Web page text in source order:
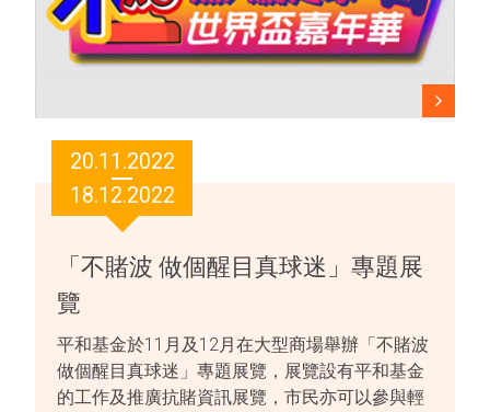
20.11.2022
18.12.2022
「不賭波 做個醒目真球迷」專題展
覽
平和基金於11月及12月在大型商場舉辦「不賭波
做個醒目真球迷」專題展覽，展覽設有平和基金
的工作及推廣抗賭資訊展覽，市民亦可以參與輕